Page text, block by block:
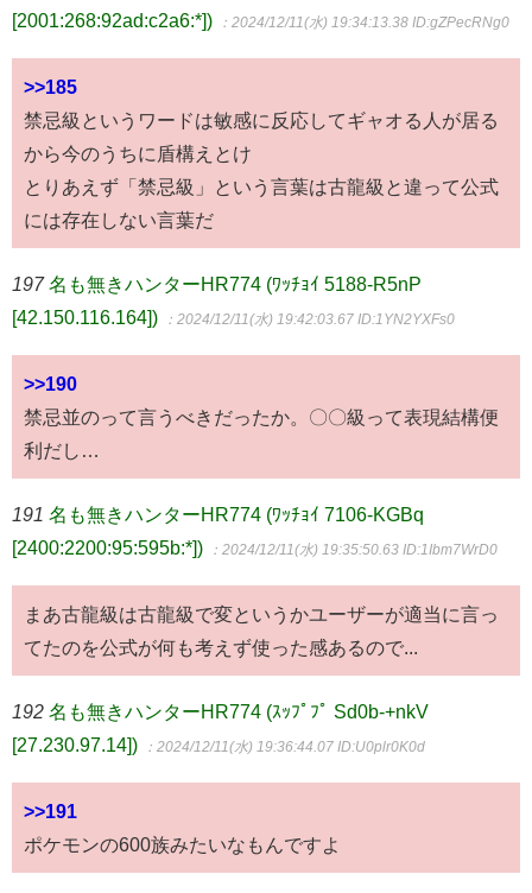
[2001:268:92ad:c2a6:*]) ：2024/12/11(水) 19:34:13.38 ID:gZPecRNg0
>>185
禁忌級というワードは敏感に反応してギャオる人が居る
から今のうちに盾構えとけ
とりあえず「禁忌級」という言葉は古龍級と違って公式
には存在しない言葉だ
197 名も無きハンターHR774 (ﾜｯﾁｮｲ 5188-R5nP
[42.150.116.164])
：2024/12/11(水) 19:42:03.67 ID:1YN2YXFs0
>>190
禁忌並のって言うべきだったか。〇〇級って表現結構便
利だし…
191 名も無きハンターHR774 (ﾜｯﾁｮｲ 7106-KGBq
[2400:2200:95:595b:*])
：2024/12/11(水) 19:35:50.63 ID:1Ibm7WrD0
まあ古龍級は古龍級で変というかユーザーが適当に言っ
てたのを公式が何も考えず使った感あるので...
192 名も無きハンターHR774 (ｽｯﾌﾟﾌﾟ Sd0b-+nkV
[27.230.97.14])
：2024/12/11(水) 19:36:44.07 ID:U0plr0K0d
>>191
ポケモンの600族みたいなもんですよ